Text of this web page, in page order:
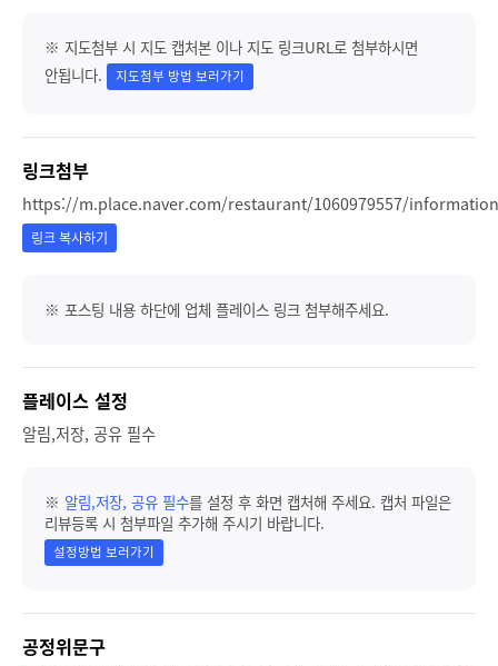
※ 지도첨부 시 지도 캡처본 이나 지도 링크URL로 첨부하시면
안됩니다.
지도첨부 방법 보러가기
링크첨부
https://m.place.naver.com/restaurant/1060979557/information
링크 복사하기
※ 포스팅 내용 하단에 업체 플레이스 링크 첨부해주세요.
플레이스 설정
알림,저장, 공유 필수
※ 알림,저장, 공유 필수를 설정 후 화면 캡처해 주세요. 캡처 파일은
리뷰등록 시 첨부파일 추가해 주시기 바랍니다.
설정방법 보러가기
공정위문구